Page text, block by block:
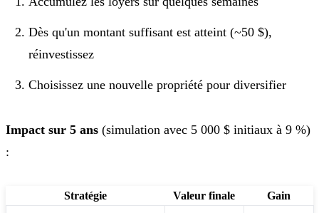
Dès qu'un montant suffisant est atteint (~50 $),
réinvestissez
Choisissez une nouvelle propriété pour diversifier
Impact sur 5 ans (simulation avec 5 000 $ initiaux à 9 %)
:
Stratégie Valeur finale Gain